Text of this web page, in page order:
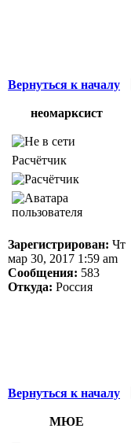
Вернуться к началу
неомарксист
Расчётчик
Зарегистрирован: Чт
мар 30, 2017 1:59 am
Сообщения: 583
Откуда: Россия
Вернуться к началу
МЮЕ